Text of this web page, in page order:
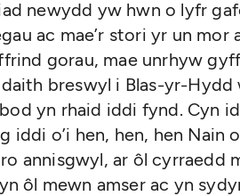
newydd yw hwn o lyfr
ac mae’r stori yr un
gorau, mae unrhyw
breswyl i Blas-yr-
yn rhaid iddi fynd. Cyn
iddi o’i hen, hen, hen
annisgwyl, ar ôl cyrraedd
ôl mewn amser ac yn